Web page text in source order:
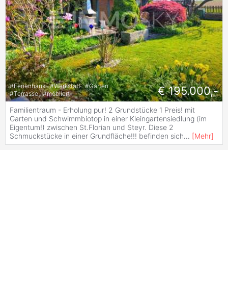
#Ferienhaus #Werkstatt #Garten
#Terrasse #möbliert € 195.000,-
Familientraum - Erholung pur! 2 Grundstücke 1 Preis! mit
Garten und Schwimmbiotop in einer Kleingartensiedlung (im
Eigentum!) zwischen St.Florian und Steyr. Diese 2
Schmuckstücke in einer Grundfläche!!! befinden sich... [Mehr]